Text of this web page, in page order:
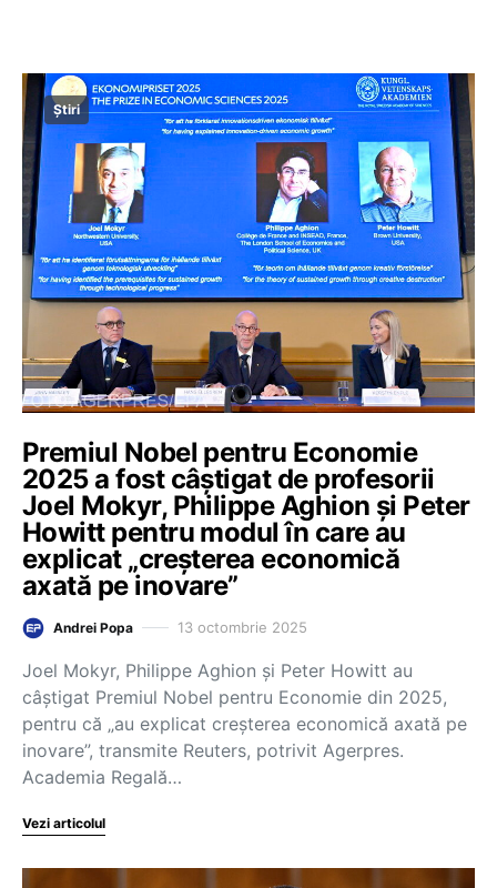
Știri
Premiul Nobel pentru Economie
2025 a fost câștigat de profesorii
Joel Mokyr, Philippe Aghion și Peter
Howitt pentru modul în care au
explicat „creșterea economică
axată pe inovare”
Andrei Popa 13 octombrie 2025
Joel Mokyr, Philippe Aghion și Peter Howitt au
câștigat Premiul Nobel pentru Economie din 2025,
pentru că „au explicat creșterea economică axată pe
inovare”, transmite Reuters, potrivit Agerpres.
Academia Regală…
Vezi articolul